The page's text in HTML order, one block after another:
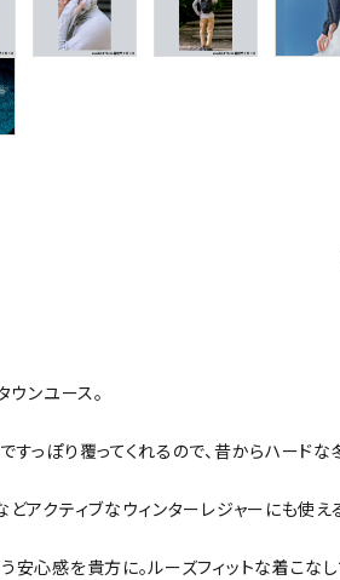
ウンユース。
っぽり覆ってくれるので、昔からハード
アクティブなウィンターレジャーにも使え
心感を貴方に。ルーズフィットな着こなし